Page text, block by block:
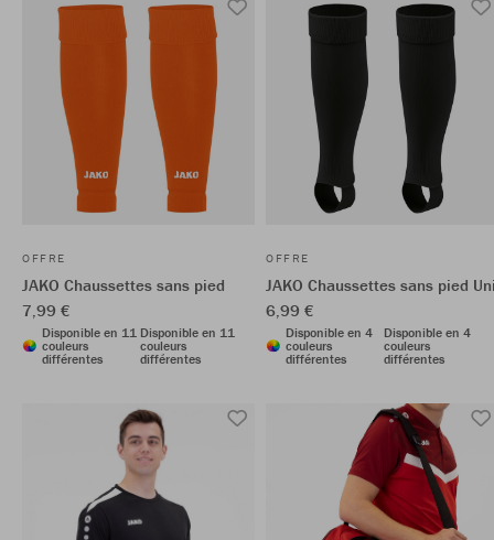
OFFRE
JAKO Chaussettes sans pied
7,99 €
Disponible en 11
couleurs
différentes
Disponible en 11
couleurs
différentes
OFFRE
JAKO Chaussettes sans pied
6,99 €
Disponible en 4
couleurs
différentes
Disponible en 4
couleurs
différentes